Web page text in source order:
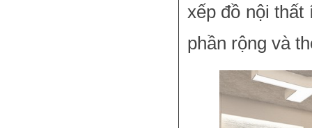
xếp đồ nội thất
phần rộng và